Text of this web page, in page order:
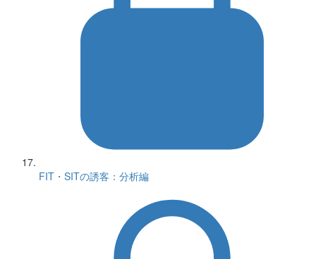
FIT・SITの誘客：分析編